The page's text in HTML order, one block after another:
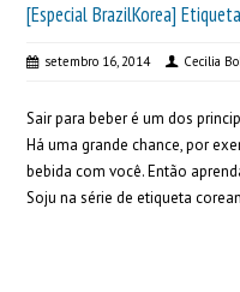
[Especial BrazilKorea]
setembro 16, 2014 Cecilia
Sair para beber é um dos
Há uma grande chance, por
bebida com você. Então
Soju na série de etiqueta